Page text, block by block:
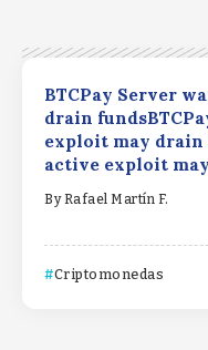
BTCPay Server
drain
exploit may drain
active exploit
By Rafael Martín F.
Criptomonedas